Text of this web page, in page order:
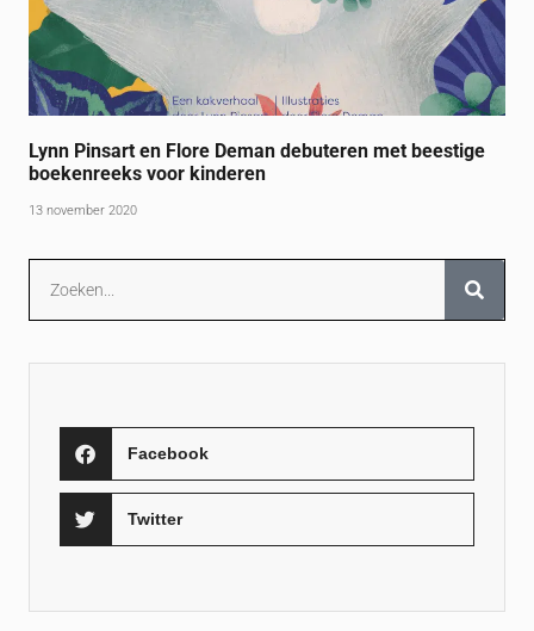
Lynn Pinsart en Flore Deman debuteren met beestige
boekenreeks voor kinderen
13 november 2020
Facebook
Twitter